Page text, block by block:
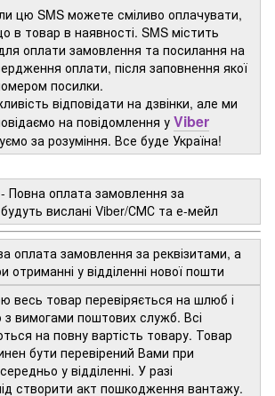
цю SMS можете сміливо оплачувати,
в товар в наявності. SMS містить
оплати замовлення та посилання на
оплати, після заповнення якої
посилки.
відповідати на дзвінки, але ми
на повідомлення у Viber
за розуміння. Все буде Україна!
- Повна оплата замовлення за
будуть вислані Viber/СМС та е-мейл
оплата замовлення за реквізитами, а
отриманні у відділенні нової пошти
весь товар перевіряється на шлюб і
з вимогами поштових служб. Всі
на повну вартість товару. Товар
бути перевірений Вами при
у відділенні. У разі
створити акт пошкодження вантажу.